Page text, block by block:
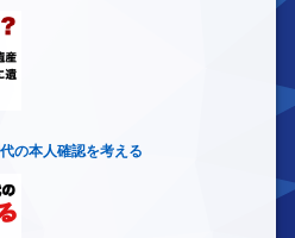
の本人確認を考える